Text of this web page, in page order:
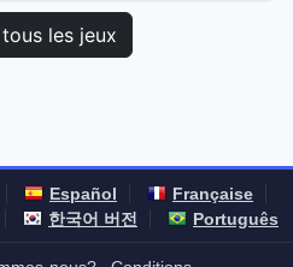
les jeux
Español
Française
한국어 버전 Português